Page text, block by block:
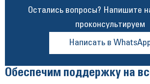
Остались вопросы? Напишите
проконсультируем
Написать в
Обеспечим поддержку на